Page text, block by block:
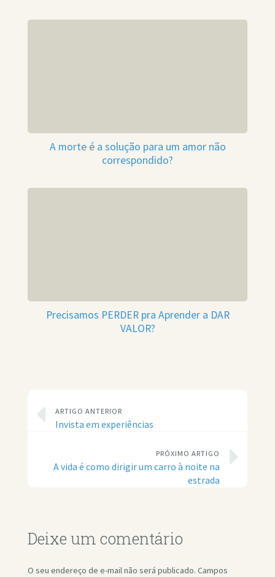
A morte é a solução para um amor não
correspondido?
Precisamos PERDER pra Aprender a DAR
VALOR?
ARTIGO ANTERIOR
Invista em experiências
PRÓXIMO ARTIGO
A vida é como dirigir um carro à noite na
estrada
Deixe um comentário
O seu endereço de e-mail não será publicado. Campos